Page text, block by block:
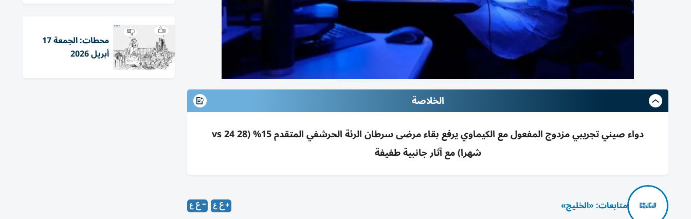
الخلاصة
دواء صيني تجريبي مزدوج المفعول مع الكيماوي يرفع بقاء مرضى سرطان الرئة الحرشفي المتقدم 15% (28 vs 24
شهرا) مع آثار جانبية طفيفة
متابعات: «الخليج»
محطات: الجمعة 17
أبريل 2026